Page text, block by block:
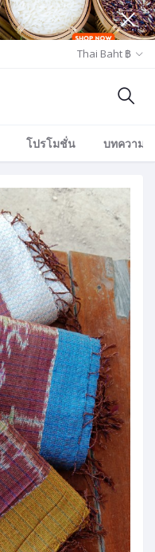
Thai Baht ฿
โปรโมชั่น บทความ/